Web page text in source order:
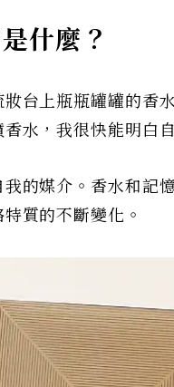
什麼？
台上瓶瓶罐罐的香
水，我很快能明白
的媒介。香水和記
質的不斷變化。